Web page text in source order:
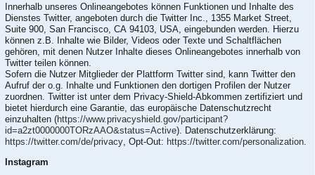
Innerhalb unseres Onlineangebotes können Funktionen und Inhalte des
Dienstes Twitter, angeboten durch die Twitter Inc., 1355 Market Street,
Suite 900, San Francisco, CA 94103, USA, eingebunden werden. Hierzu
können z.B. Inhalte wie Bilder, Videos oder Texte und Schaltflächen
gehören, mit denen Nutzer Inhalte dieses Onlineangebotes innerhalb von
Twitter teilen können.
Sofern die Nutzer Mitglieder der Plattform Twitter sind, kann Twitter den
Aufruf der o.g. Inhalte und Funktionen den dortigen Profilen der Nutzer
zuordnen. Twitter ist unter dem Privacy-Shield-Abkommen zertifiziert und
bietet hierdurch eine Garantie, das europäische Datenschutzrecht
einzuhalten (https://www.privacyshield.gov/participant?
id=a2zt0000000TORzAAO&status=Active). Datenschutzerklärung:
https://twitter.com/de/privacy , Opt-Out: https://twitter.com/personalization
Instagram